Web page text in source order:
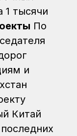
1 тысячи
По
и
Китай